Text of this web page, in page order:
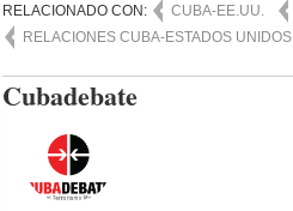
RELACIONADO CON: CUBA-EE.UU.
RELACIONES CUBA-ESTADOS UNIDOS
Cubadebate